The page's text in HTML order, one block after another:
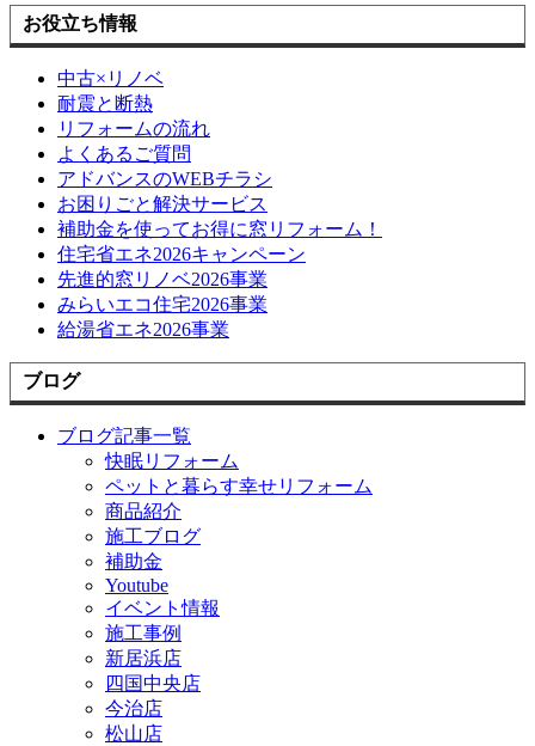
お役立ち情報
中古×リノベ
耐震と断熱
リフォームの流れ
よくあるご質問
アドバンスのWEBチラシ
お困りごと解決サービス
補助金を使ってお得に窓リフォーム！
住宅省エネ2026キャンペーン
先進的窓リノベ2026事業
みらいエコ住宅2026事業
給湯省エネ2026事業
ブログ
ブログ記事一覧
快眠リフォーム
ペットと暮らす幸せリフォーム
商品紹介
施工ブログ
補助金
Youtube
イベント情報
施工事例
新居浜店
四国中央店
今治店
松山店